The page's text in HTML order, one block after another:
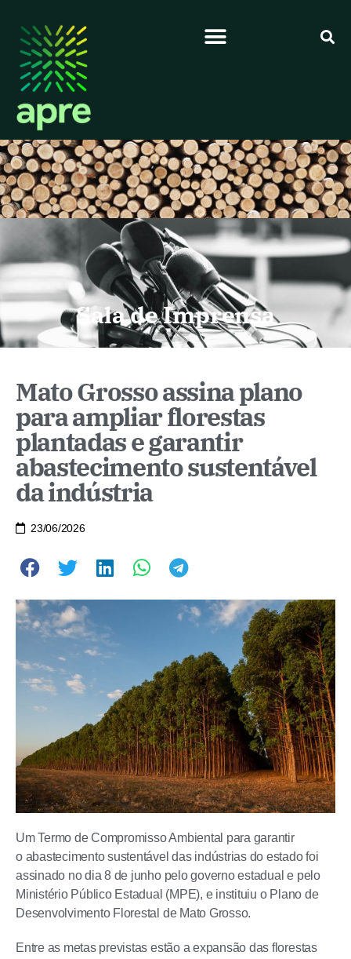
Sala de Imprensa
Mato Grosso assina plano
para ampliar florestas
plantadas e garantir
abastecimento sustentável
da indústria
23/06/2026
Um Termo de Compromisso Ambiental para garantir
o abastecimento sustentável das indústrias do estado foi
assinado no dia 8 de junho pelo governo estadual e pelo
Ministério Público Estadual (MPE), e instituiu o Plano de
Desenvolvimento Florestal de Mato Grosso.
Entre as metas previstas estão a expansão das florestas